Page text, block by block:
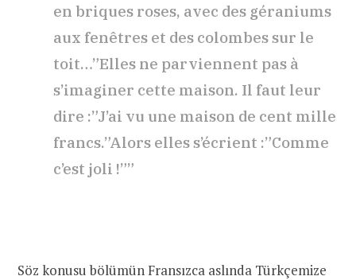
en briques roses, avec des géraniums
aux fenêtres et des colombes sur le
toit…”Elles ne parviennent pas à
s’imaginer cette maison. Il faut leur
dire :”J’ai vu une maison de cent mille
francs.”Alors elles s’écrient :”Comme
c’est joli !””
Söz konusu bölümün Fransızca aslında Türkçemize